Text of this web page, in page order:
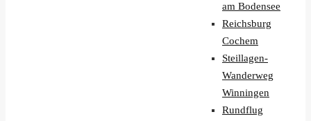
am Bodensee
Reichsburg
Cochem
Steillagen-
Wanderweg
Winningen
Rundflug